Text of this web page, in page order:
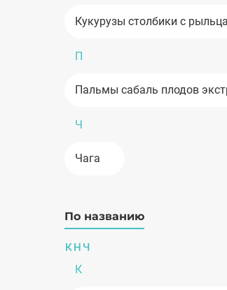
Кости и суставы
Лечебно-косметические
Кукурузы столбики с
П
Пальмы сабаль плодов
Ч
Чага
По названию
КН Ч
К